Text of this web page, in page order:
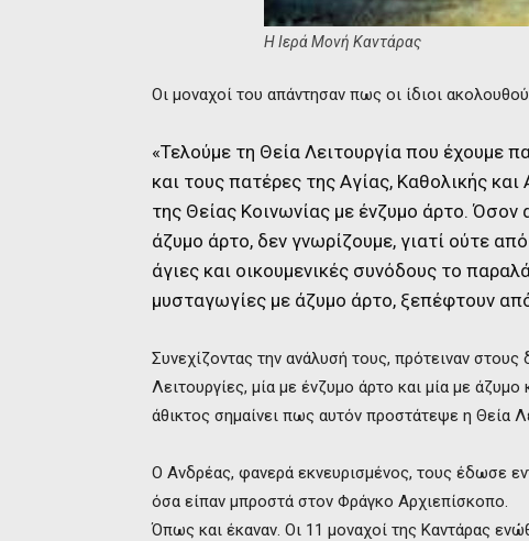
Η Ιερά Μονή Καντάρας
Οι μοναχοί του απάντησαν πως οι ίδιοι
«Τελούμε τη Θεία Λειτουργία που έχουμε
και τους πατέρες της Αγίας, Καθολικής
της Θείας Κοινωνίας με ένζυμο άρτο.
άζυμο άρτο, δεν γνωρίζουμε, γιατί ούτε
άγιες και οικουμενικές συνόδους το
μυσταγωγίες με άζυμο άρτο, ξεπέφτουν
Συνεχίζοντας την ανάλυσή τους, πρότειναν
Λειτουργίες, μία με ένζυμο άρτο και μία με
άθικτος σημαίνει πως αυτόν προστάτεψε η Θεία
Ο Ανδρέας, φανερά εκνευρισμένος, τους έδωσε
όσα είπαν μπροστά στον Φράγκο Αρχιεπίσκοπο.
Όπως και έκαναν. Οι 11 μοναχοί της Καντάρας